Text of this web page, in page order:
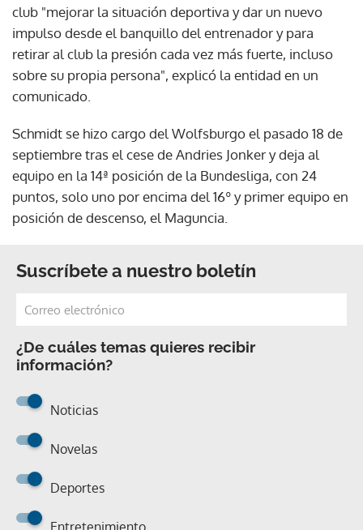
club "mejorar la situación deportiva y dar un nuevo
impulso desde el banquillo del entrenador y para
retirar al club la presión cada vez más fuerte, incluso
sobre su propia persona", explicó la entidad en un
comunicado.
Schmidt se hizo cargo del Wolfsburgo el pasado 18 de
septiembre tras el cese de Andries Jonker y deja al
equipo en la 14ª posición de la Bundesliga, con 24
puntos, solo uno por encima del 16º y primer equipo en
posición de descenso, el Maguncia.
Suscríbete a nuestro boletín
¿De cuáles temas quieres recibir
información?
Noticias
Novelas
Deportes
Entretenimiento